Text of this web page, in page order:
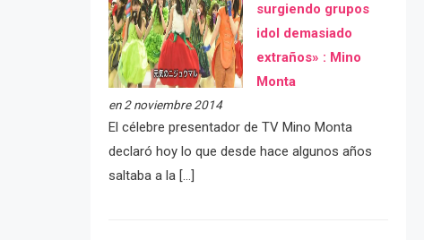
surgiendo grupos
idol demasiado
extraños» : Mino
Monta
en 2 noviembre 2014
El célebre presentador de TV Mino Monta
declaró hoy lo que desde hace algunos años
saltaba a la […]